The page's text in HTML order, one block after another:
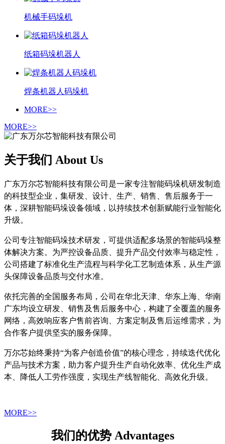
机械手码垛机
纸箱码垛机器人
焊条机器人码垛机
MORE>>
MORE>>
关于我们 About Us
广东万尔芯智能科技有限公司是一家专注智能码垛机研发制造
的科技型企业，集研发、设计、生产、销售、售后服务于一
体，深耕智能码垛设备领域，以持续技术创新赋能行业智能化
升级。
公司专注智能码垛技术研发，可提供适配多场景的智能码垛整
体解决方案。为严控设备品质、提升产品交付效率与稳定性，
公司搭建了标准化生产流程与科学化工艺制造体系，从生产源
头保障设备品质与交付水准。
依托完善的全国服务布局，公司在华北天津、华东上海、华南
广东均设立研发、销售及售后服务中心，构建了全覆盖的服务
网络，高效响应客户售前咨询、方案定制及售后运维需求，为
合作客户提供坚实的服务保障。
万尔芯始终秉持“为客户创造价值”的核心理念，持续迭代优化
产品与技术方案，助力客户提升生产自动化效率、优化生产成
本、降低人工劳作强度，实现生产线智能化、高效化升级。
MORE>>
我们的优势 Advantages